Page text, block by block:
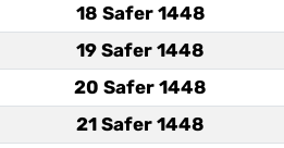
18 Safer 1448
19 Safer 1448
20 Safer 1448
21 Safer 1448